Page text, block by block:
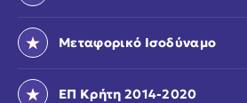
Μεταφορικό Ισοδύναμο
ΕΠ Κρήτη 2014-2020